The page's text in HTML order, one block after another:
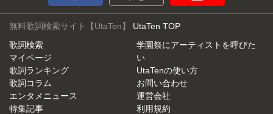
無料歌詞検索サイト【UtaTen】 UtaTen TOP
歌詞検索
マイページ
歌詞ランキング
歌詞コラム
エンタメニュース
特集記事
学園祭にアーティストを呼びた
い
UtaTenの使い方
お問い合わせ
運営会社
利用規約